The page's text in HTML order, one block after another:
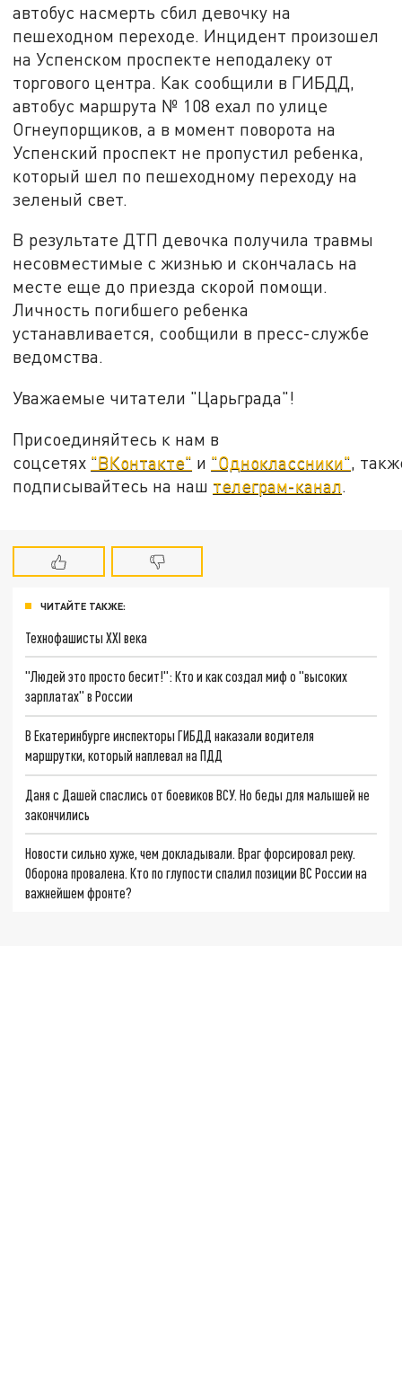
автобус насмерть сбил девочку на
пешеходном переходе. Инцидент произошел
на Успенском проспекте неподалеку от
торгового центра. Как сообщили в ГИБДД,
автобус маршрута № 108 ехал по улице
Огнеупорщиков, а в момент поворота на
Успенский проспект не пропустил ребенка,
который шел по пешеходному переходу на
зеленый свет.
В результате ДТП девочка получила травмы
несовместимые с жизнью и скончалась на
месте еще до приезда скорой помощи.
Личность погибшего ребенка
устанавливается, сообщили в пресс-службе
ведомства.
Уважаемые читатели "Царьграда"!
Присоединяйтесь к нам в
соцсетях "ВКонтакте" и "Одноклассники",
подписывайтесь на наш телеграм-канал.
ЧИТАЙТЕ ТАКЖЕ:
Технофашисты XXI века
"Людей это просто бесит!": Кто и как создал миф о "высоких
зарплатах" в России
В Екатеринбурге инспекторы ГИБДД наказали водителя
маршрутки, который наплевал на ПДД
Даня с Дашей спаслись от боевиков ВСУ. Но беды для малышей не
закончились
Новости сильно хуже, чем докладывали. Враг форсировал реку.
Оборона провалена. Кто по глупости спалил позиции ВС России на
важнейшем фронте?